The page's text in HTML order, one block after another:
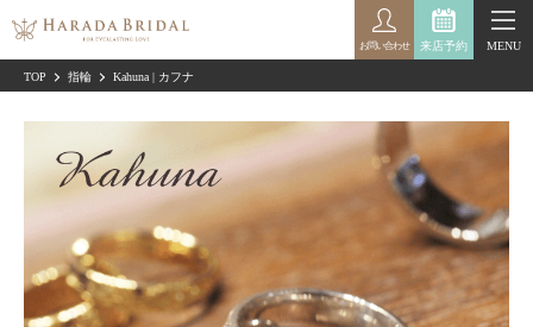
来店予約
お問い合わせ MENU
TOP 指輪 Kahuna | カフナ